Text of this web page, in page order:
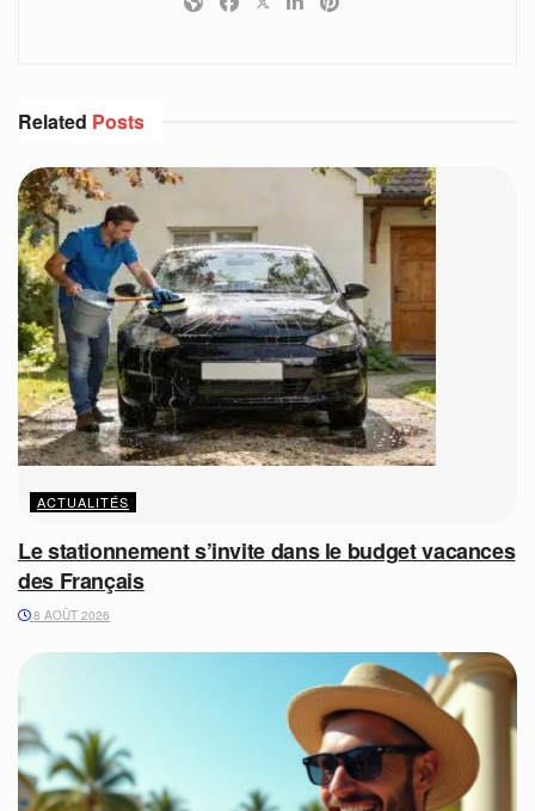
Related Posts
ACTUALITÉS
Le stationnement s’invite dans le budget vacances
des Français
8 AOÛT 2026